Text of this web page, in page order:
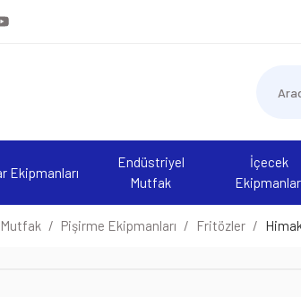
Ekipmanları
Endüstriyel
Mutfak
İçecek
Pişirme Ekipmanları Fritözler